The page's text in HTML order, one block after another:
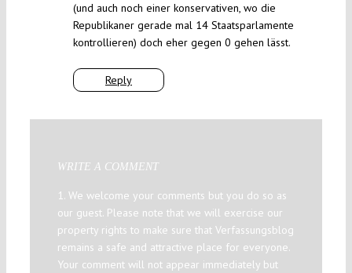
Reply
(und auch noch einer konservativen, wo die
Republikaner gerade mal 14 Staatsparlamente
kontrollieren) doch eher gegen 0 gehen lässt.
WRITE A COMMENT
1. We welcome your comments but you do so as
our guest. Please note that we will exercise our
property rights to make sure that Verfassungsblog
remains a safe and attractive place for everyone.
Your comment will not appear immediately but